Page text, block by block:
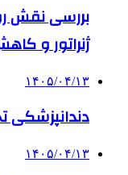
بررسی نقش
ژنراتور و
۱۴۰۵/۰۴/۱۳
دندانپزشکی
۱۴۰۵/۰۴/۱۳